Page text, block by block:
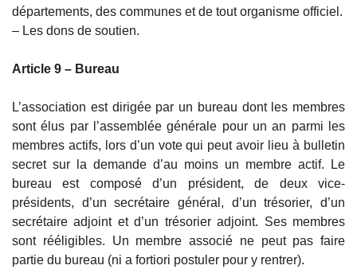
départements, des communes et de tout organisme officiel.
– Les dons de soutien.
Article 9 – Bureau
L’association est dirigée par un bureau dont les membres
sont élus par l’assemblée générale pour un an parmi les
membres actifs, lors d’un vote qui peut avoir lieu à bulletin
secret sur la demande d’au moins un membre actif. Le
bureau est composé d’un président, de deux vice-
présidents, d’un secrétaire général, d’un trésorier, d’un
secrétaire adjoint et d’un trésorier adjoint. Ses membres
sont rééligibles. Un membre associé ne peut pas faire
partie du bureau (ni a fortiori postuler pour y rentrer).